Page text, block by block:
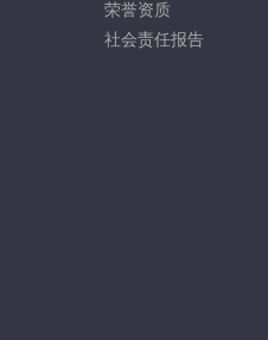
荣誉资质
社会责任报告